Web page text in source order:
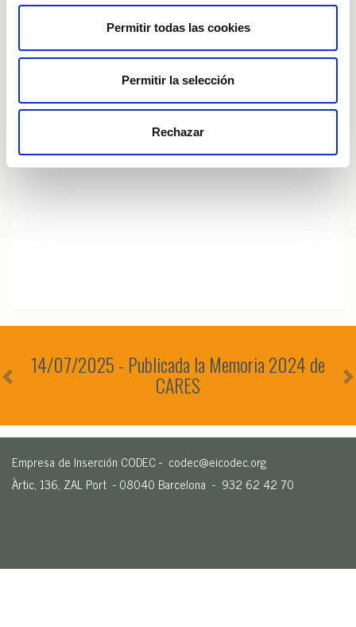
Permitir todas las cookies
Permitir la selección
Rechazar
Selección de candidatos
14/07/2025 - Publicada la Memoria 2024 de
CARES
Empresa de Inserción CODEC - codec@eicodec.org
Àrtic, 136, ZAL Port - 08040 Barcelona - 932 62 42 70